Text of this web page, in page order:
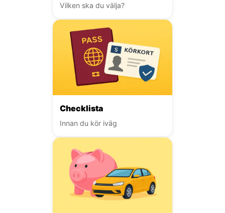
Vilken ska du välja?
Checklista
Innan du kör iväg